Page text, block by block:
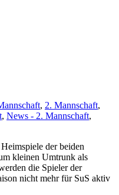
, 2. Mannschaft,
, News - 2. Mannschaft,
der beiden
kleinen Umtrunk als
die Spieler der
nicht mehr für SuS aktiv